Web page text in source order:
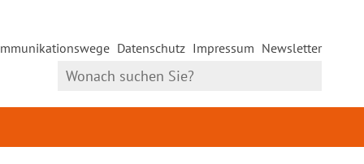
Datenschutz Impressum Newsletter